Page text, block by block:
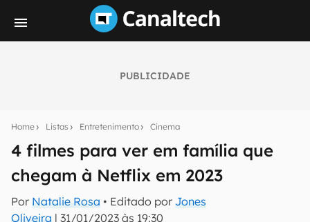
PUBLICIDADE
Home Listas Entretenimento Cinema
4 filmes para ver em família que
chegam à Netflix em 2023
Por Natalie Rosa • Editado por Jones
Oliveira | 31/01/2023 às 19:30
notícias e reviews sobre tecnologia em primeira
mão.
E-mail